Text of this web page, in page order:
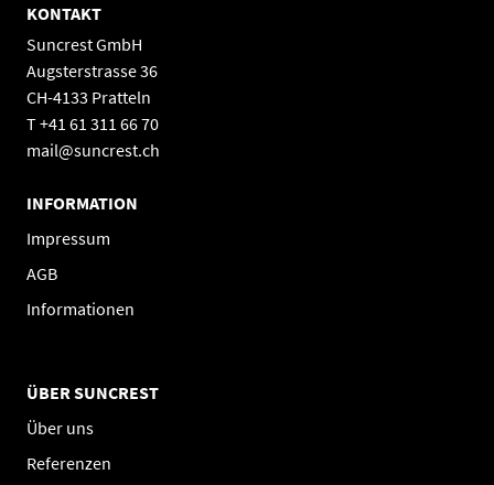
KONTAKT
Suncrest GmbH
Augsterstrasse 36
CH-4133 Pratteln
T +41 61 311 66 70
mail@suncrest.ch
INFORMATION
Impressum
AGB
Informationen
ÜBER SUNCREST
Über uns
Referenzen